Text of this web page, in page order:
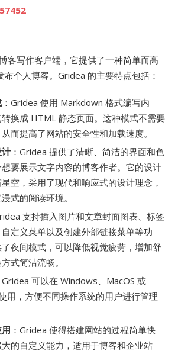
客写作客户端，它提供了一种简单而高
个人博客。Gridea 的主要特点包括：
：Gridea 使用 Markdown 格式编写内
换成 HTML 静态页面。这种模式不需要
而提高了网站的安全性和加载速度。
：Gridea 提供了清晰、简洁的界面和色
要展示文字内容的博客作者。它的设计
空，采用了现代和响应式的设计理念，
式的阅读环境。
支持插入图片和文章封面图表、标签
定义菜单以及创建外部链接菜单等功
夜间模式，可以降低视觉疲劳，增加舒
式简洁流畅。
Gridea 可以在 Windows、MacOS 或
用，方便不同操作系统的用户进行管理
：Gridea 使得搭建网站的过程简单快
的自定义能力，适用于博客和企业站